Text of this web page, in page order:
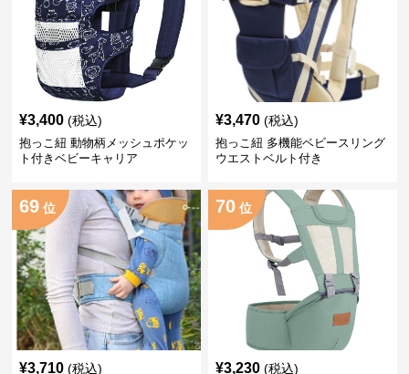
¥3,400 (税込)
抱っこ紐 動物柄メッシュポケッ
ト付きベビーキャリア
¥3,470 (税込)
抱っこ紐 多機能ベビースリング
ウエストベルト付き
69 位
¥3,710 (税込)
70 位
¥3,230 (税込)